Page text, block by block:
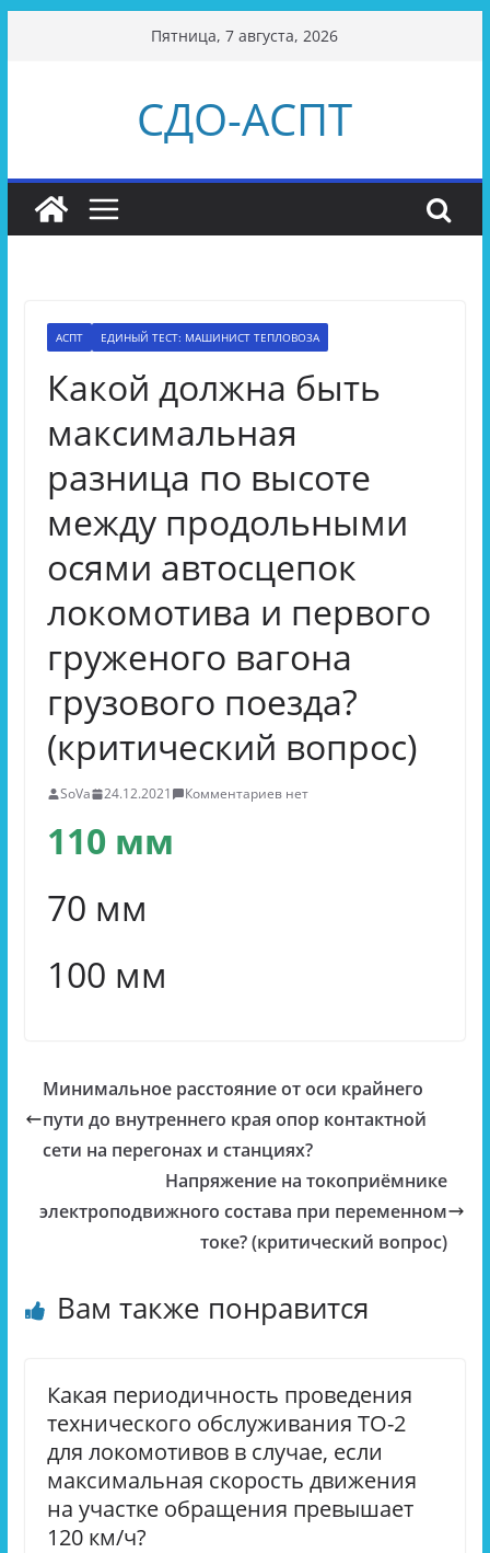
Пятница, 7 августа, 2026
СДО-АСПТ
АСПТ ЕДИНЫЙ ТЕСТ: МАШИНИСТ ТЕПЛОВОЗА
Какой должна быть
максимальная
разница по высоте
между продольными
осями автосцепок
локомотива и первого
груженого вагона
грузового поезда?
(критический вопрос)
SoVa 24.12.2021 Комментариев нет
110 мм
70 мм
100 мм
Минимальное расстояние от оси крайнего
пути до внутреннего края опор контактной
сети на перегонах и станциях?
Напряжение на токоприёмнике
электроподвижного состава при переменном
токе? (критический вопрос)
Вам также понравится
Какая периодичность проведения
технического обслуживания ТО-2
для локомотивов в случае, если
максимальная скорость движения
на участке обращения превышает
120 км/ч?